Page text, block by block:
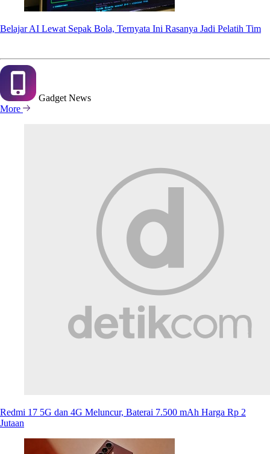
Belajar AI Lewat Sepak Bola, Ternyata Ini Rasanya Jadi Pelatih Tim
GadgetNews
More
Redmi 17 5G dan 4G Meluncur, Baterai 7.500 mAh Harga Rp 2
Jutaan